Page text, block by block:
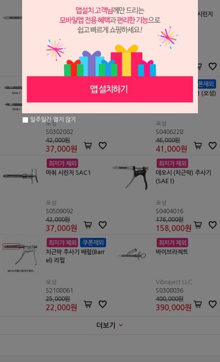
[핸들 변경] 마취 시린지
AS-200
Atria
S1604045
36,000원
33,000 원
[핸들 변경] 마취 시린지
AS-300
Atria
38,000
오성
S0302082
42,000원
37,000원
마취 시린지 SAF1 (오성)
오성
S0406228
46,000원
41,000원
마취 시린지 SAC1
오성
S0509092
42,000원
37,000원
데오시 (치근막) 주사기
(SAE1)
오성
S0404016
176,000원
158,000원
치근막 주사기 배럴(Barr
el) 리필
오성
S2108061
25,000원
22,000원
바이브라젝트
Vibraject LLC
S0308036
400,000원
390,000원
더보기
일주일간 열지 않기